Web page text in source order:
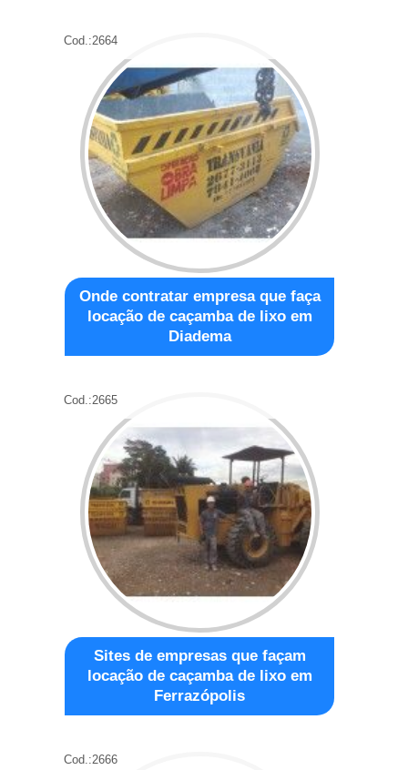
Cod.:2664
Onde contratar empresa que faça
locação de caçamba de lixo em
Diadema
Cod.:2665
Sites de empresas que façam
locação de caçamba de lixo em
Ferrazópolis
Cod.:2666